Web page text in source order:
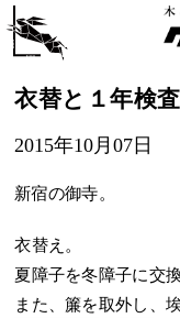
衣替と１年検
2015年10月07日
新宿の御寺。
衣替え。
夏障子を冬障子に交換
また、簾を取外し、